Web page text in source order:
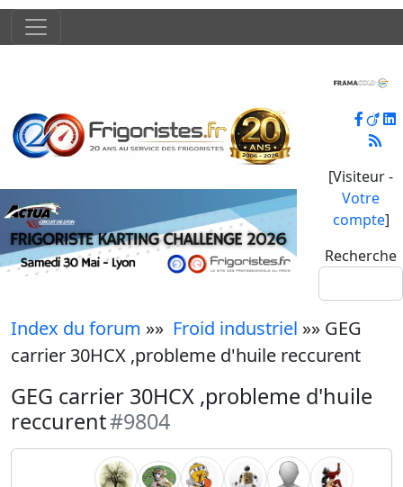
[Visiteur -
Votre
compte]
Recherche
Index du forum »» Froid industriel »» GEG
carrier 30HCX ,probleme d'huile reccurent
GEG carrier 30HCX ,probleme d'huile
reccurent#9804